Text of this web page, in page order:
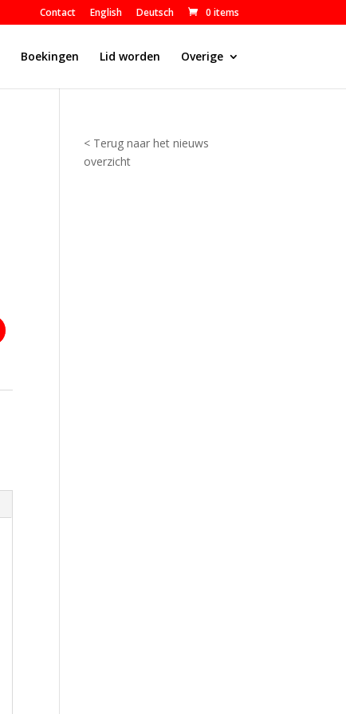
Contact English Deutsch 0 items
Boekingen Lid worden Overige
< Terug naar het nieuws
overzicht